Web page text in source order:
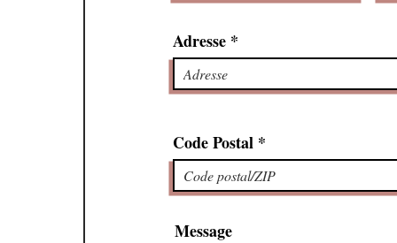
Adresse
Code Postal
Message